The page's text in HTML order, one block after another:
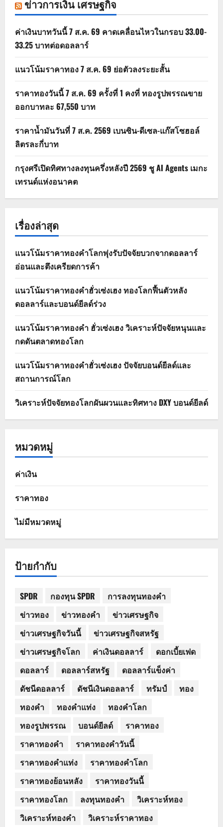
ข่าวการเงิน เศรษฐกิจ
ค่าเงินบาทวันนี้ 7 ส.ค. 69 คาดเคลื่อนไหวในกรอบ 33.00-
33.25 บาทต่อดอลลาร์
แนวโน้มราคาทอง 7 ส.ค. 69 ย่อตัวลงระยะสั้น
ราคาทองวันนี้ 7 ส.ค. 69 ครั้งที่ 1 คงที่ ทองรูปพรรณขาย
ออกบาทละ 67,550 บาท
ราคาน้ำมันวันที่ 7 ส.ค. 2569 เบนซิน-ดีเซล-แก๊สโซฮอล์
ลิตรละกี่บาท
กรุงศรีเปิดทิศทางลงทุนครึ่งหลังปี 2569 ชู AI Agents เมกะ
เทรนด์แห่งอนาคต
เรื่องล่าสุด
แนวโน้มราคาทองคำโลกพุ่งรับปัจจัยบวกจากดอลลาร์
อ่อนและตึงเครียดการค้า
แนวโน้มราคาทองคำฮั่วเซ่งเฮง ทองโลกฟื้นตัวหลัง
ดอลลาร์และบอนด์ยีลด์ร่วง
แนวโน้มราคาทองคำ ฮั่วเซ่งเฮง วิเคราะห์ปัจจัยหนุนและ
กดดันตลาดทองโลก
แนวโน้มราคาทองคำฮั่วเซ่งเฮง ปัจจัยบอนด์ยีลด์และ
สถานการณ์โลก
วิเคราะห์ปัจจัยทองโลกผันผวนและทิศทาง DXY บอนด์ยีลด์
หมวดหมู่
ค่าเงิน
ราคาทอง
ไม่มีหมวดหมู่
ป้ายกำกับ
SPDR กองทุน SPDR
การลงทุนทองคำ
ข่าวทอง
ข่าวทองคำ
ข่าวเศรษฐกิจ
ข่าวเศรษฐกิจวันนี้
ข่าวเศรษฐกิจสหรัฐ
ข่าวเศรษฐกิจโลก
ค่าเงินดอลลาร์
ดอกเบี้ยเฟด
ดอลลาร์
ดอลลาร์สหรัฐ
ดอลลาร์แข็งค่า
ดัชนีดอลลาร์
ดัชนีเงินดอลลาร์ ทรัมป์
ทอง
ทองคำ
ทองคำแท่ง
ทองคำโลก
ทองรูปพรรณ
บอนด์ยีลด์
ราคาทอง
ราคาทองคำ
ราคาทองคำวันนี้
ราคาทองคำแท่ง
ราคาทองคำโลก
ราคาทองย้อนหลัง
ราคาทองวันนี้
ราคาทองโลก
ลงทุนทองคำ
วิเคราะห์ทอง
วิเคราะห์ทองคำ
วิเคราะห์ราคาทอง